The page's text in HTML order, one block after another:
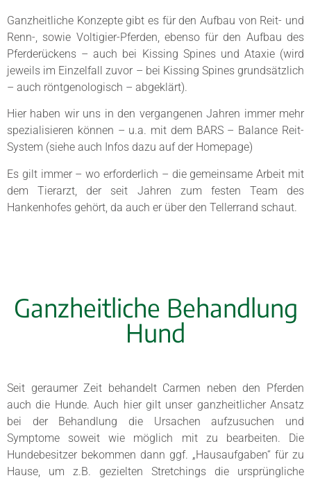
Ganzheitliche Konzepte gibt es für den Aufbau von Reit- und
Renn-, sowie Voltigier-Pferden, ebenso für den Aufbau des
Pferderückens – auch bei Kissing Spines und Ataxie (wird
jeweils im Einzelfall zuvor – bei Kissing Spines grundsätzlich
– auch röntgenologisch – abgeklärt).
Hier haben wir uns in den vergangenen Jahren immer mehr
spezialisieren können – u.a. mit dem BARS – Balance Reit-
System (siehe auch Infos dazu auf der Homepage)
Es gilt immer – wo erforderlich – die gemeinsame Arbeit mit
dem Tierarzt, der seit Jahren zum festen Team des
Hankenhofes gehört, da auch er über den Tellerrand schaut.
Ganzheitliche Behandlung
Hund
Seit geraumer Zeit behandelt Carmen neben den Pferden
auch die Hunde. Auch hier gilt unser ganzheitlicher Ansatz
bei der Behandlung die Ursachen aufzusuchen und
Symptome soweit wie möglich mit zu bearbeiten. Die
Hundebesitzer bekommen dann ggf. „Hausaufgaben“ für zu
Hause, um z.B. gezielten Stretchings die ursprüngliche